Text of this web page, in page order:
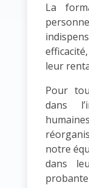
La
leur
Pour
dans
notre
dans